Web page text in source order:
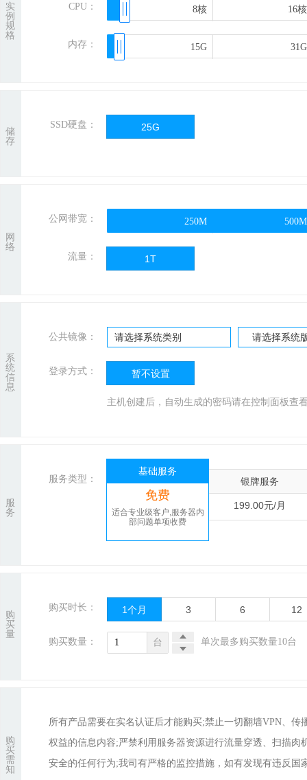
实
例
规
格
CPU： 8核 16核
8核 16核
内存： 15G 31G
15G 31G
储
存
SSD硬盘： 25G
网
络
公网带宽： 250M 500M
250M 500M
流量： 1T
系
统
信
息
公共镜像： 请选择系统类别 请选择系统
登录方式： 暂不设置
主机创建后，自动生成的密码请在控制面板查
服
务
服务类型：
基础服务
免费
适合专业级客户,服务器内
部问题单项收费
银牌服务
199.00元/月
购
买
量
购买时长： 1个月 3 6 12
购买数量： 台 单次最多购买数量10台
购
买
需
知
所有产品需要在实名认证后才能购买;禁止一切翻墙VPN、
权益的信息内容;严禁利用服务器资源进行流量穿透、扫描
安全的任何行为;我司有严格的监控措施，如有发现有违反